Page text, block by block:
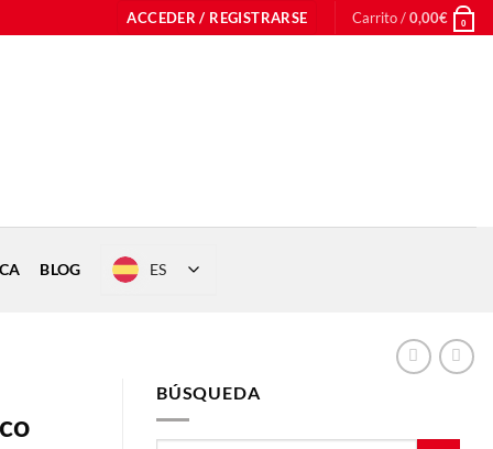
ACCEDER / REGISTRARSE Carrito /0,00€ 0
BLOG ES
BÚSQUEDA